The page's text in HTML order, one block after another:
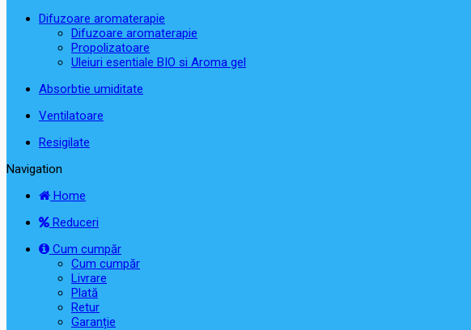
Difuzoare aromaterapie
Difuzoare aromaterapie
Propolizatoare
Uleiuri esentiale BIO si Aroma gel
Absorbtie umiditate
Ventilatoare
Resigilate
Navigation
Home
Reduceri
Cum cumpăr
Cum cumpăr
Livrare
Plată
Retur
Garanție